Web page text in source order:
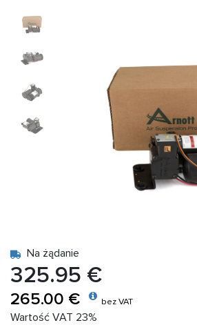
Na żądanie
325.95 €
265.00 € bez VAT
Wartość VAT 23%